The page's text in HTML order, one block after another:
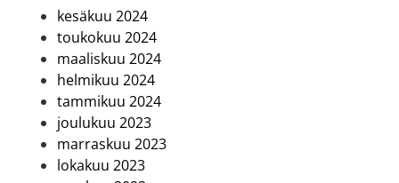
kesäkuu 2024
toukokuu 2024
maaliskuu 2024
helmikuu 2024
tammikuu 2024
joulukuu 2023
marraskuu 2023
lokakuu 2023